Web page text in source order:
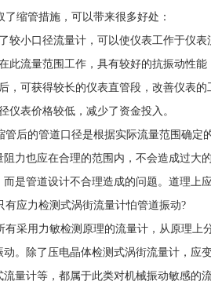
缩管措施，可以带来很多好处：
了较小口径流量计，可以使仪表工作于仪
在此流量范围工作，具有较好的抗振动性能
后，可获得较长的仪表直管段，改善仪表的
径仪表价格较低，减少了资金投入。
后的管道口径是根据实际流量范围确定
阻力也应在合理的范围内，不会造成过大
而是管道设计不合理造成的问题。道理上
应力检测式涡街流量计怕管道振动?
采用力敏检测原理的流量计，从原理上
动。除了压电晶体检测式涡街流量计，应
流量计等，都属于此类对机械振动敏感的